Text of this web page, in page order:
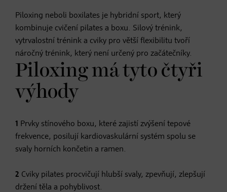
Piloxing neboli boxilates je hybridní sport, který
kombinuje cvičení pilates a boxu. Silový trénink,
vytrvalostní trénink a cviky pro větší flexibilitu tvoří
náročný trénink, který není určený pro začátečníky.
Piloxing má tyto čtyři
výhody
1 Prvky stínového boxu, které zajistí zvýšení tepové
frekvence, posilují kardiovaskulární systém spolu se
svaly horních končetin a ramen.
2 Cviky pilates procvičují hlubší svaly, zpevňují, zlepšují
držení těla a pohyblivost.